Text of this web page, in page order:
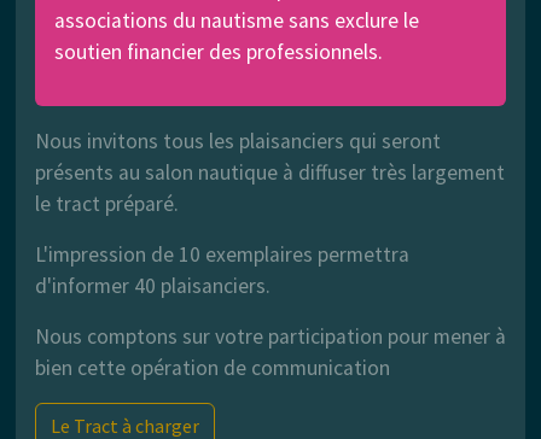
associations du nautisme sans exclure le
soutien financier des professionnels.
Nous invitons tous les plaisanciers qui seront
présents au salon nautique à diffuser très largement
le tract préparé.
L'impression de 10 exemplaires permettra
d'informer 40 plaisanciers.
Nous comptons sur votre participation pour mener à
bien cette opération de communication
Le Tract à charger